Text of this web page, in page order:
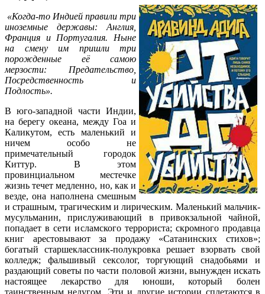
«Когда-то Индией правили три
иноземные державы: Англия,
Франция и Португалия. Ныне
на смену им пришли три
порожденные её самою
мерзости: Предательство,
Посредственность и
Подлость».
В юго-западной части Индии,
на берегу океана, между Гоа и
Каликутом, есть маленький и
ничем особо не
примечательный городок
Киттур. В этом
провинциальном местечке
жизнь течет медленно, но, как и
везде, она наполнена смешным
и страшным, трагическим и лирическим. Маленький мальчик-
мусульманин, прислуживающий в привокзальной чайной,
попадает в сети исламского террориста; скромного продавца
книг арестовывают за продажу «Сатанинских стихов»;
богатый старшеклассник-полукровка решает взорвать свой
колледж; фальшивый сексолог, торгующий снадобьями и
раздающий советы по части половой жизни, вынужден искать
настоящее лекарство для юноши, который болен
таинственным недугом. Эти и другие истории сплетаются в